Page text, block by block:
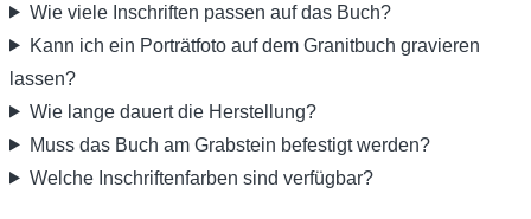
Wie viele Inschriften passen auf das Buch?
Kann ich ein Porträtfoto auf dem Granitbuch gravieren
lassen?
Wie lange dauert die Herstellung?
Muss das Buch am Grabstein befestigt werden?
Welche Inschriftenfarben sind verfügbar?